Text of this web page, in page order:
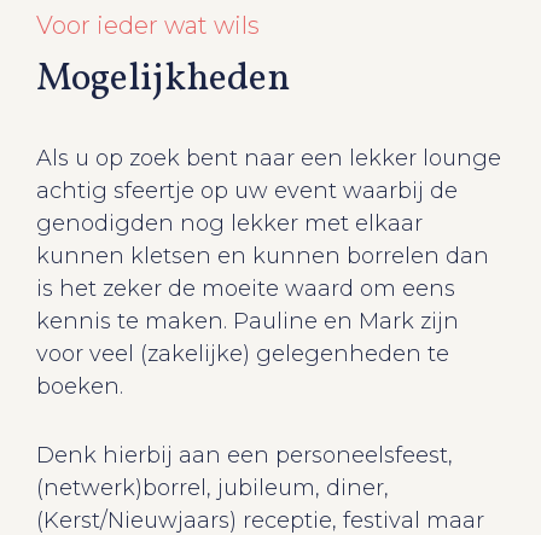
Voor ieder wat wils
Mogelijkheden
Als u op zoek bent naar een lekker lounge
achtig sfeertje op uw event waarbij de
genodigden nog lekker met elkaar
kunnen kletsen en kunnen borrelen dan
is het zeker de moeite waard om eens
kennis te maken. Pauline en Mark zijn
voor veel (zakelijke) gelegenheden te
boeken.
Denk hierbij aan een personeelsfeest,
(netwerk)borrel, jubileum, diner,
(Kerst/Nieuwjaars) receptie, festival maar